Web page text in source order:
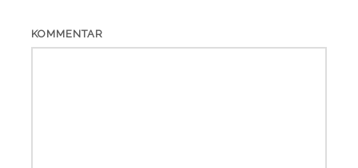
KOMMENTAR